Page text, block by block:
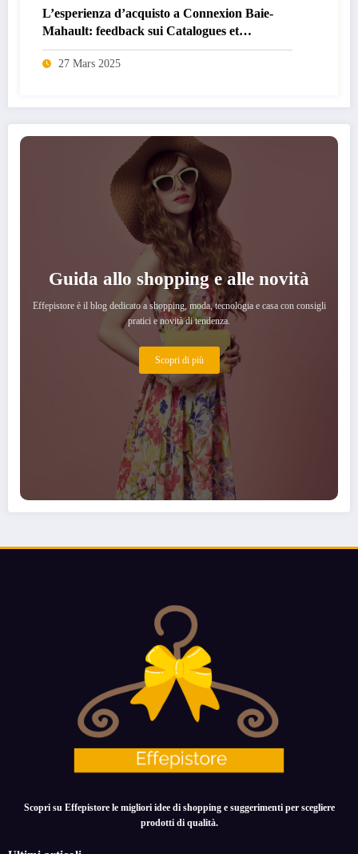
L’esperienza d’acquisto a Connexion Baie-
Mahault: feedback sui Catalogues et
Prospectus
27 Mars 2025
Guida allo shopping e alle novità
Effepistore è il blog dedicato a shopping, moda, tecnologia e casa con consigli
pratici e novità di tendenza.
Scopri di più
Scopri su Effepistore le migliori idee di shopping e suggerimenti per scegliere
prodotti di qualità.